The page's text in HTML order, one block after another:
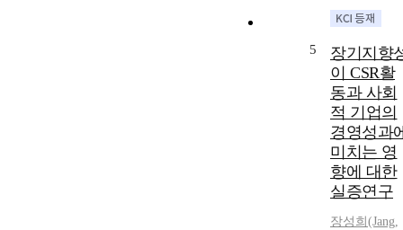
5
장기지향
이 CSR활
동과 사회
적 기업의
경영성과
미치는 영
향에 대한
실증연구
장성희(Jang,